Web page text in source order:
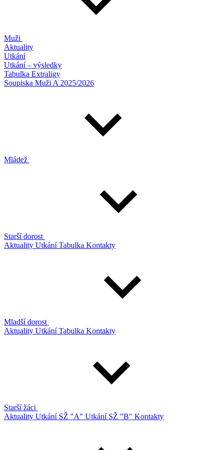
Muži
Aktuality
Utkání
Utkání – výsledky
Tabulka Extraligy
Soupiska Muži A 2025/2026
Mládež
Starší dorost
Aktuality UtkáníTabulka Kontakty
Mladší dorost
Aktuality UtkáníTabulka Kontakty
Starší žáci
Aktuality Utkání SŽ "A" Utkání SŽ "B" Kontakty